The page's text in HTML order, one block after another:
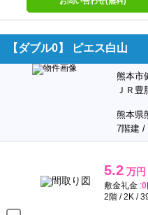
【ダブル0】 ピエス白山
熊本市
ＪＲ
熊本県
7階建 /
5.2 万円
敷金礼金 :0
2階 / 2K /